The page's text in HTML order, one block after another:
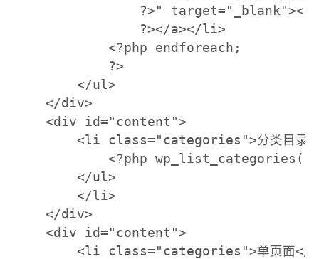
?>"
                ?></a></li>
            <?php endforeach;
            ?>
        </ul>
    </div>
    <div id="content">
<li class="categories">分类目录
<?php
        </ul>
        </li>
    </div>
    <div id="content">
<li class="categories">单页面</